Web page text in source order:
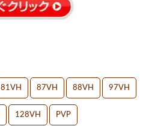
81VH 87VH 88VH 97VH
128VH PVP